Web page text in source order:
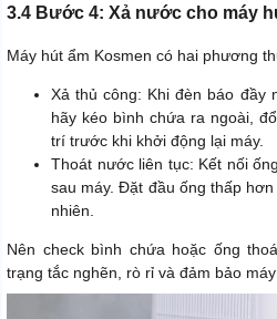
3.4 Bước 4: Xả nước cho máy
Máy hút ẩm Kosmen có hai phương
Xả thủ công: Khi đèn báo đầy
hãy kéo bình chứa ra ngoài,
trí trước khi khởi động lại máy.
Thoát nước liên tục: Kết nối
sau máy. Đặt đầu ống thấp
nhiên.
Nên check bình chứa hoặc ống
trạng tắc nghẽn, rò rỉ và đảm bảo